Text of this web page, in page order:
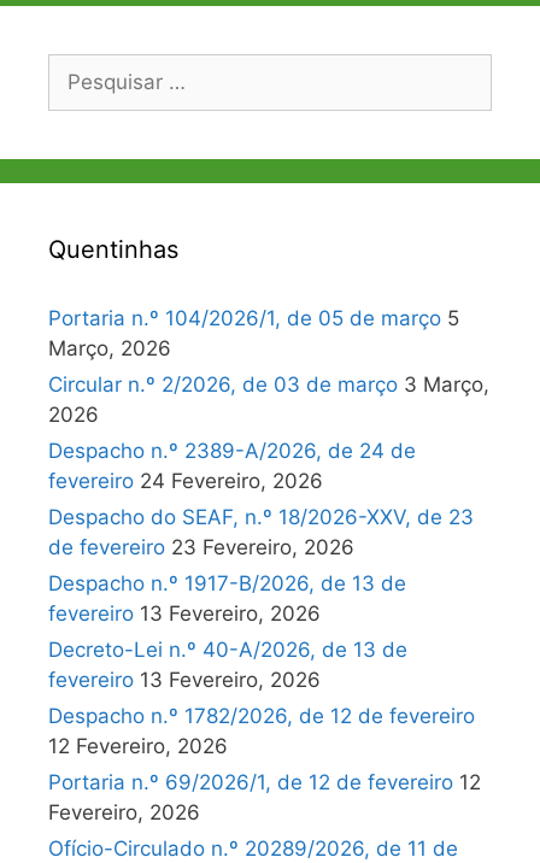
Pesquisar
Quentinhas
Portaria n.º 104/2026/1, de 05 de março 5
Março, 2026
Circular n.º 2/2026, de 03 de março 3 Março,
2026
Despacho n.º 2389-A/2026, de 24 de
fevereiro 24 Fevereiro, 2026
Despacho do SEAF, n.º 18/2026-XXV, de 23
de fevereiro 23 Fevereiro, 2026
Despacho n.º 1917-B/2026, de 13 de
fevereiro 13 Fevereiro, 2026
Decreto-Lei n.º 40-A/2026, de 13 de
fevereiro 13 Fevereiro, 2026
Despacho n.º 1782/2026, de 12 de fevereiro
12 Fevereiro, 2026
Portaria n.º 69/2026/1, de 12 de fevereiro 12
Fevereiro, 2026
Ofício-Circulado n.º 20289/2026, de 11 de